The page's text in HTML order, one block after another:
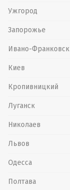
Ужгород
Запорожье
Ивано-Франковск
Киев
Кропивницкий
Луганск
Николаев
Львов
Одесса
Полтава